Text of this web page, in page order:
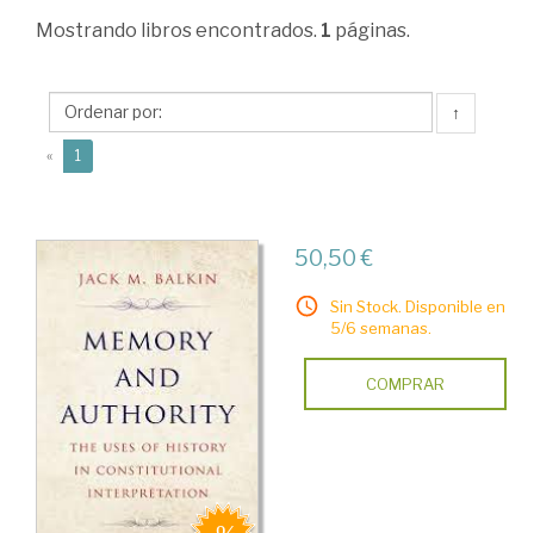
Balkin,
M.
Mostrando libros encontrados. 1 páginas.
↑
« 1
50,50 €
Sin Stock. Disponible en
5/6 semanas.
COMPRAR